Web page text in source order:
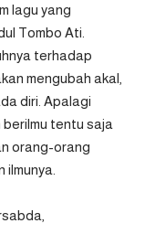
lagu yang
Tombo Ati.
terhadap
mengubah akal,
diri. Apalagi
tentu saja
orang-orang